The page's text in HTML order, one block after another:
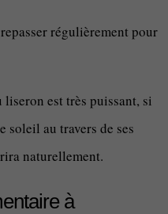
régulièrement pour
est très puissant, si
soleil au travers de ses
naturellement.
à